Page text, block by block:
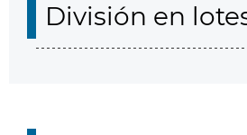
División en